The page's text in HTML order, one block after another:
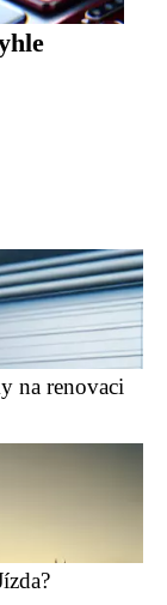
na renovaci